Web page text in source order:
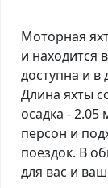
Моторная
и находится
доступна и в
Длина яхты
осадка - 2.05
персон и
поездок. В
для вас и